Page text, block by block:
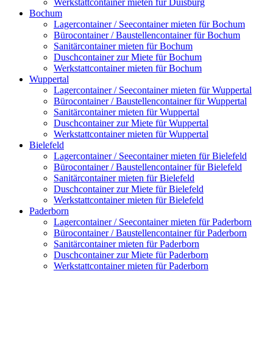
Bochum
Lagercontainer / Seecontainer mieten für Bochum
Bürocontainer / Baustellencontainer für Bochum
Sanitärcontainer mieten für Bochum
Duschcontainer zur Miete für Bochum
Werkstattcontainer mieten für Bochum
Wuppertal
Lagercontainer / Seecontainer mieten für Wuppertal
Bürocontainer / Baustellencontainer für Wuppertal
Sanitärcontainer mieten für Wuppertal
Duschcontainer zur Miete für Wuppertal
Werkstattcontainer mieten für Wuppertal
Bielefeld
Lagercontainer / Seecontainer mieten für Bielefeld
Bürocontainer / Baustellencontainer für Bielefeld
Sanitärcontainer mieten für Bielefeld
Duschcontainer zur Miete für Bielefeld
Werkstattcontainer mieten für Bielefeld
Paderborn
Lagercontainer / Seecontainer mieten für Paderborn
Bürocontainer / Baustellencontainer für Paderborn
Sanitärcontainer mieten für Paderborn
Duschcontainer zur Miete für Paderborn
Werkstattcontainer mieten für Paderborn